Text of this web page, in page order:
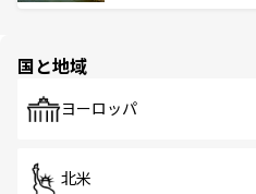
で、ホーカーズは地元
国と地域
ヨーロッパ
北米